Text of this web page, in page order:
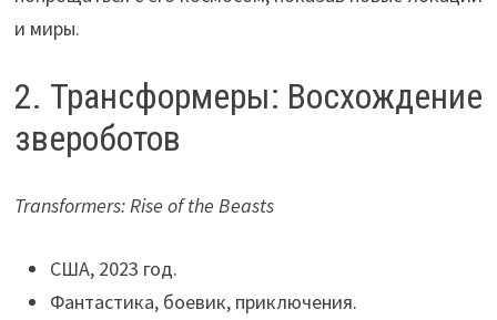
и миры.
2. Трансформеры: Восхождение
звероботов
Transformers: Rise of the Beasts
США, 2023 год.
Фантастика, боевик, приключения.